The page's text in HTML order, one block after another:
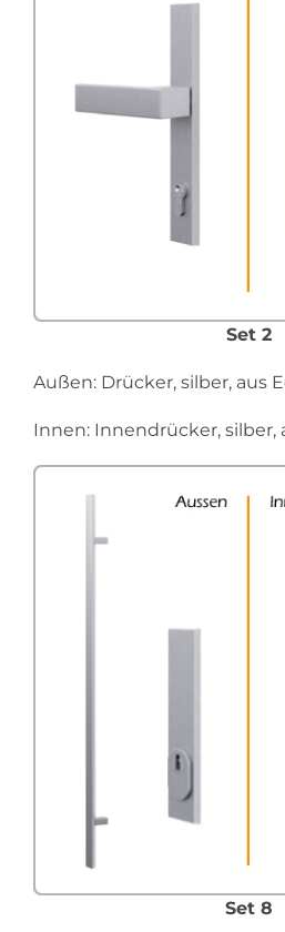
Set 2
Außen: Drücker, silber, aus
Innen: Innendrücker, silber,
Set 8